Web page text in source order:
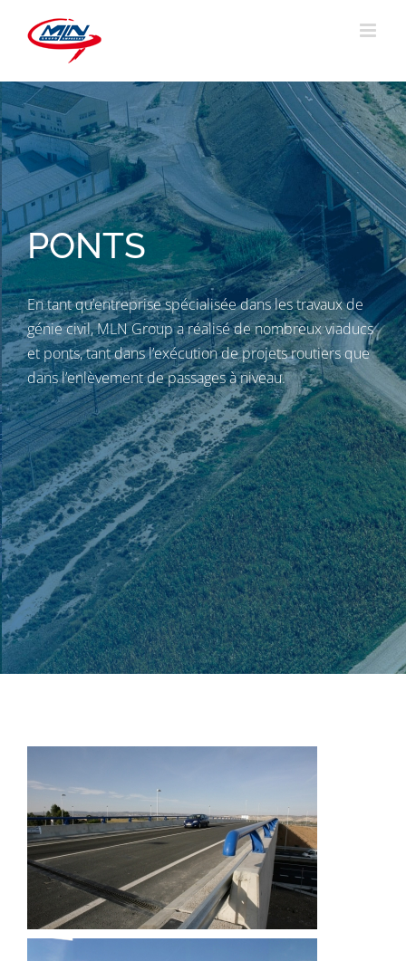
PONTS
En tant qu’entreprise spécialisée dans les travaux de
génie civil, MLN Group a réalisé de nombreux viaducs
et ponts, tant dans l’exécution de projets routiers que
dans l’enlèvement de passages à niveau.